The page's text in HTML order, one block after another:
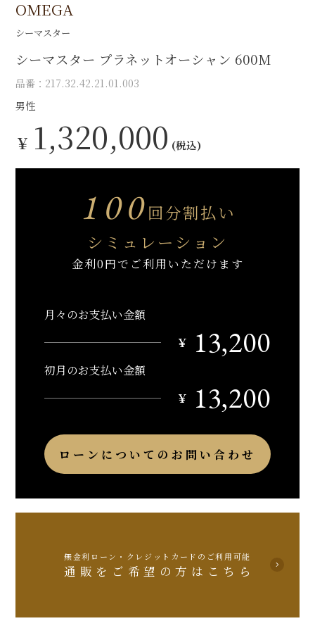
OMEGA
シーマスター
シーマスター プラネットオーシャン 600M
品番：217.32.42.21.01.003
男性
￥ 1,320,000 (税込)
100回分割払い
シミュレーション
金利0円でご利用いただけます
月々のお支払い金額
￥
13,200
初月のお支払い金額
￥
13,200
ローンについてのお問い合わせ
無金利ローン・クレジットカードのご利用可能
通販をご希望の方はこちら